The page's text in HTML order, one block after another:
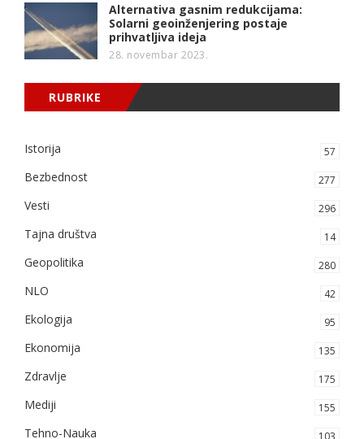
Alternativa gasnim redukcijama:
Solarni geoinženjering postaje
prihvatljiva ideja
28. novembar 2023.
RUBRIKE
Istorija 57
Bezbednost 277
Vesti 296
Tajna društva 14
Geopolitika 280
NLO 42
Ekologija 95
Ekonomija 135
Zdravlje 175
Mediji 155
Tehno-Nauka 103